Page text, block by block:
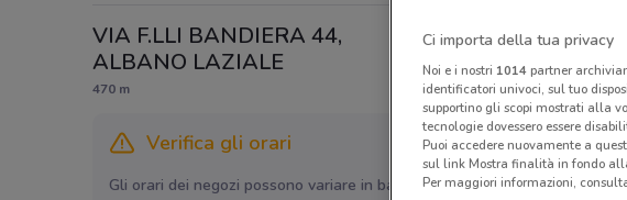
VIA F.LLI BANDIERA 44,
ALBANO LAZIALE
470 m
Verifica gli orari
Gli orari dei negozi possono variare in base agli ultimi provvedimenti
Ci importa della tua privacy
Noi e i nostri 1014partner
identificatori univoci, sul tuo
supportino gli scopi mostrati alla
tecnologie dovessero essere
Puoi accedere nuovamente a
sul link Mostra finalità in fondo
Per maggiori informazioni,